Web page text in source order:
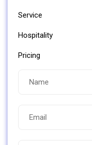
Service
Hospitality
Pricing